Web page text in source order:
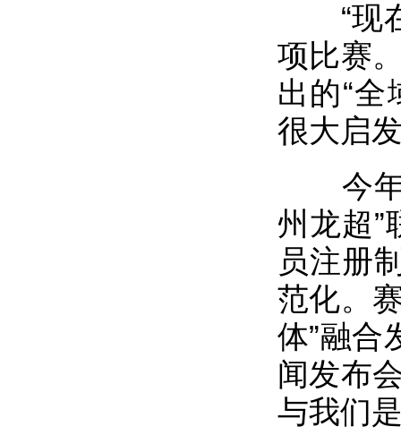
“现在
项比赛
出的“
很大启
今年5
州龙超”
员注册
范化。
体”融合
闻发布
与我们